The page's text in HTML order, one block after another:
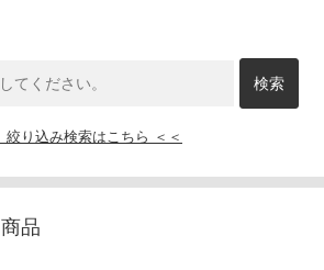
絞り込み検索はこちら ＜＜
品